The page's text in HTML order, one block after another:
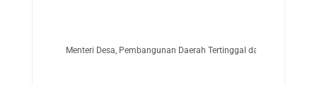
Menteri Desa, Pembangunan Daerah Tertinggal dan Transmigrasi